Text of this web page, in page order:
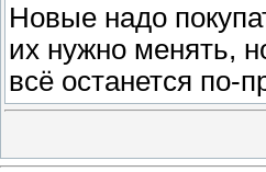
Новые надо
их нужно менять,
всё останется по-